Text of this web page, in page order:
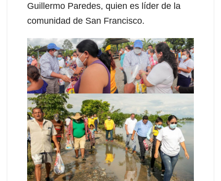
Guillermo Paredes, quien es líder de la
comunidad de San Francisco.